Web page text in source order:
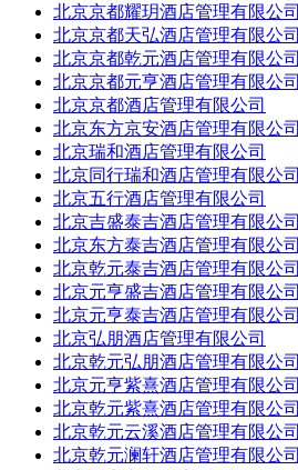
北京京都耀玥酒店管理有限公司
北京京都天弘酒店管理有限公司
北京京都乾元酒店管理有限公司
北京京都元亨酒店管理有限公司
北京京都酒店管理有限公司
北京东方京安酒店管理有限公司
北京瑞和酒店管理有限公司
北京同行瑞和酒店管理有限公司
北京五行酒店管理有限公司
北京吉盛泰吉酒店管理有限公司
北京东方泰吉酒店管理有限公司
北京乾元泰吉酒店管理有限公司
北京元亨盛吉酒店管理有限公司
北京元亨泰吉酒店管理有限公司
北京弘朋酒店管理有限公司
北京乾元弘朋酒店管理有限公司
北京元亨紫熹酒店管理有限公司
北京乾元紫熹酒店管理有限公司
北京乾元云溪酒店管理有限公司
北京乾元澜轩酒店管理有限公司